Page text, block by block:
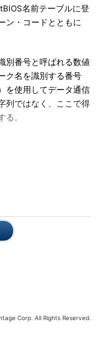
名前テーブルに登
ン・コードとともに
別番号と呼ばれる数値
ク名を識別する番号
を使用してデータ通信
列ではなく、ここで得
。
においては、エラー検
性の高い通信が可能で
とが保証される）。
Corp. All Rights Reserved.